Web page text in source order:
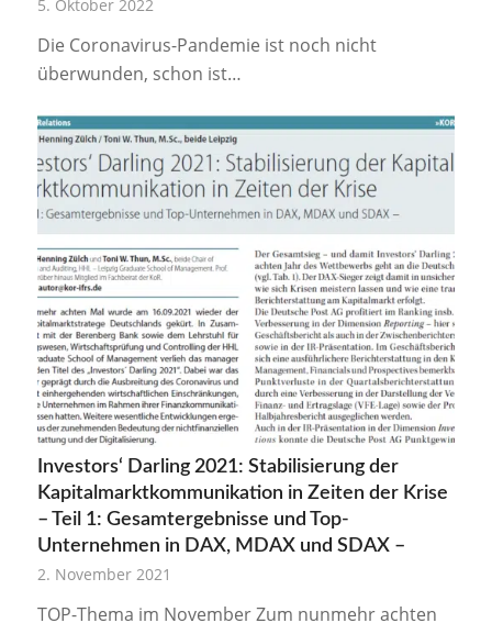
5. Oktober 2022
Die Coronavirus-Pandemie ist noch nicht
überwunden, schon ist…
Investors‘ Darling 2021: Stabilisierung der
Kapitalmarktkommunikation in Zeiten der Krise
– Teil 1: Gesamtergebnisse und Top-
Unternehmen in DAX, MDAX und SDAX –
2. November 2021
TOP-Thema im November Zum nunmehr achten